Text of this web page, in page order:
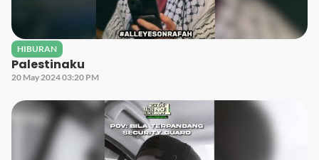
HIBURAN
Palestinaku
20 May 2024 03:20 PM